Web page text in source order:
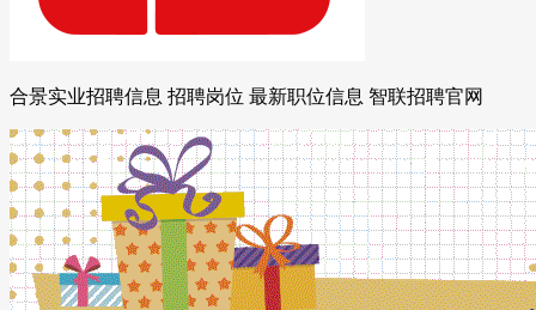
合景实业招聘信息 招聘岗位 最新职位信息 智联招聘官网